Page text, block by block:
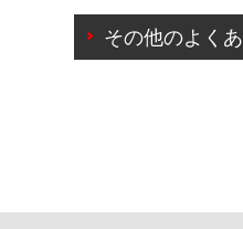
ご来店予約日の3営業日
の日時変更につきまし
その他のよく